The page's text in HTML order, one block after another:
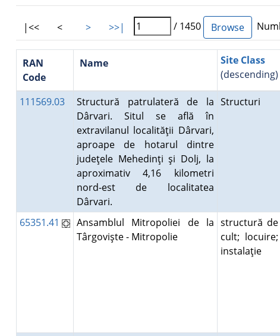
|<< < > >>| / 1450
RAN
Code
Name
Site Class
(descending)
111569.03
Structură patrulateră de la
Dârvari. Situl se află în
extravilanul localităţii Dârvari,
aproape de hotarul dintre
judeţele Mehedinţi şi Dolj, la
aproximativ 4,16 kilometri
nord-est de localitatea
Dârvari.
Structuri
65351.41
Ansamblul Mitropoliei de la
Târgovişte - Mitropolie
structură de
cult; locuire;
instalaţie